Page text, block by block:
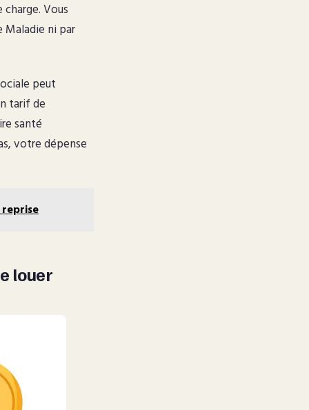
Vous
Maladie ni par
peut
tarif de
santé
votre dépense
louer